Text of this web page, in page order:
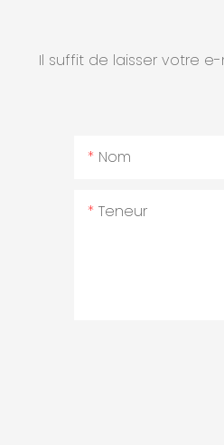
Il suffit de laisser votre
Nom
Teneur